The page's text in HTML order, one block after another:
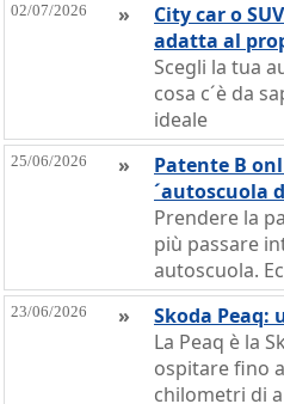
02/07/2026 »
City car o
adatta al
Scegli la tua
cosa c´è da
ideale
25/06/2026 »
Patente B
´autoscuola
Prendere la
più passare
autoscuola.
23/06/2026 »
Skoda
La Peaq è la
ospitare fino
chilometri di